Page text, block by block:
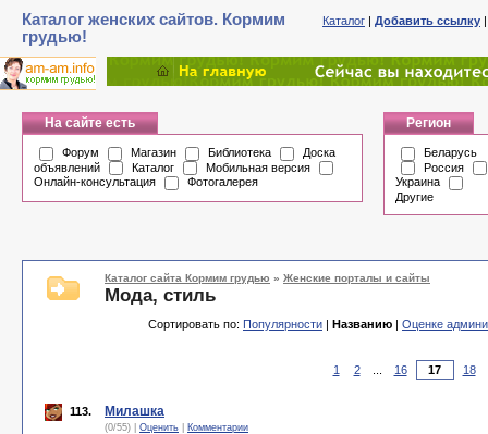
Каталог женских сайтов. Кормим
грудью!
Каталог | Добавить ссылку
На сайте есть
Форум Магазин Библиотека
Доска
объявлений
Каталог
Мобильная версия
Онлайн-консультация
Фотогалерея
Регион
Беларусь
Россия
Украина
Другие
Каталог сайта Кормим грудью » Женские порталы и сайты
Мода, стиль
Сортировать по: Популярности | Названию | Оценке
1 2 16 18
113. Милашка
(0/55) | Оценить Комментарии